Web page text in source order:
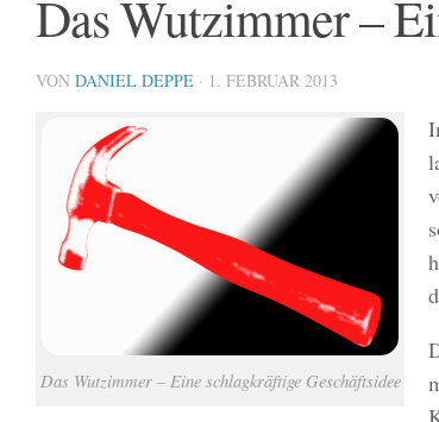
Das Wutzimmer –
VON DANIEL DEPPE · 1. FEBRUAR 2013
Das Wutzimmer – Eine schlagkräftige Geschäftsidee